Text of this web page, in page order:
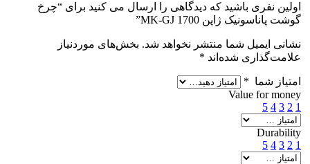
اولین نفری باشید که دیدگاهی را ارسال می کنید برای “چرخ
گوشت پاناسونیک ژاپن MK-GJ 1700”
نشانی ایمیل شما منتشر نخواهد شد. بخش‌های موردنیاز
علامت‌گذاری شده‌اند *
امتیاز شما *
Value for money
1
2
3
4
5
Durability
1
2
3
4
5